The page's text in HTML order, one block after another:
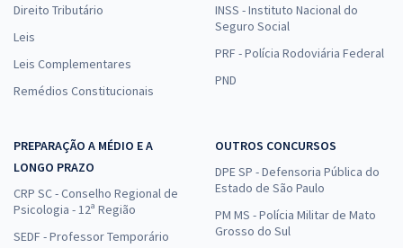
Direito Tributário
Leis
Leis Complementares
Remédios Constitucionais
INSS - Instituto Nacional do
Seguro Social
PRF - Polícia Rodoviária Federal
PND
PREPARAÇÃO A MÉDIO E A
LONGO PRAZO
CRP SC - Conselho Regional de
Psicologia - 12ª Região
SEDF - Professor Temporário
OUTROS CONCURSOS
DPE SP - Defensoria Pública do
Estado de São Paulo
PM MS - Polícia Militar de Mato
Grosso do Sul